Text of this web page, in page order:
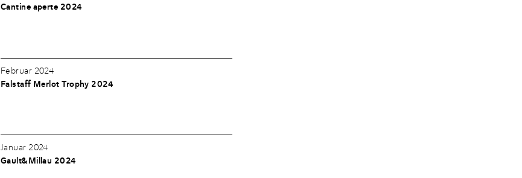
Cantine aperte 2024
Februar 2024
Falstaff Merlot Trophy 2024
Januar 2024
Gault&Millau 2024